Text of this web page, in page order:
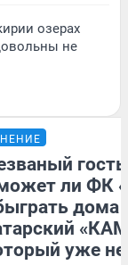
озерах
не
ли ФК
дома
уже не